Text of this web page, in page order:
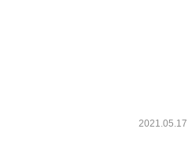
2021.05.17